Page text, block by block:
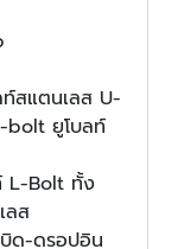
สแตนเลส U-
bolt ยูโบลท์
L-Bolt ทั้ง
ลส
ด-ดรอปอิน